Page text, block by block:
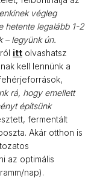
végleg
hetente legalább 1-2
– legyünk ún.
itt olvashatsz
kell lennünk a
rá, hogy emellett
építsünk
fermentált
Akár otthon is
az optimális
nap).